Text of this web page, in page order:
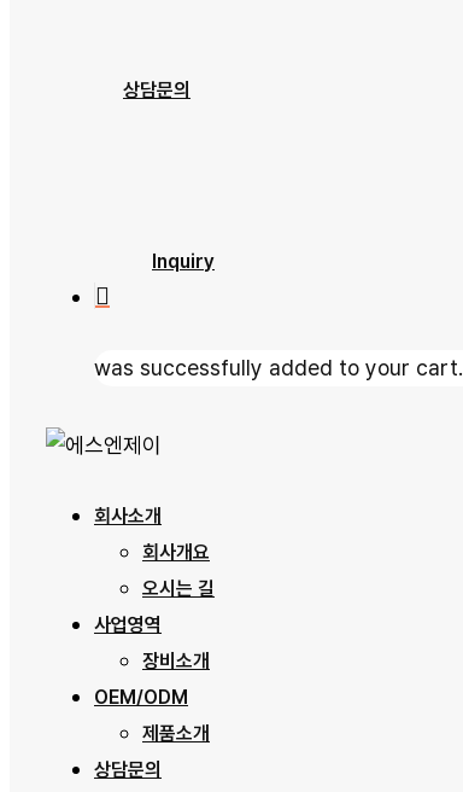
상담문의
Inquiry
was successfully added to your cart.
회사소개
회사개요
오시는 길
사업영역
장비소개
OEM/ODM
제품소개
상담문의